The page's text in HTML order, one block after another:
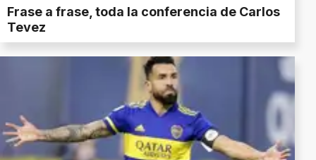
Frase a frase, toda la conferencia de Carlos
Tevez